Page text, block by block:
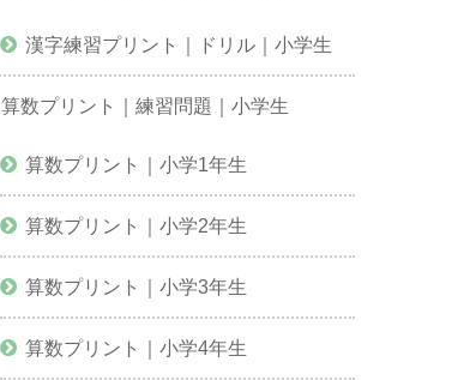
漢字練習プリント｜ドリル｜小学生
算数プリント｜練習問題｜小学生
算数プリント｜小学1年生
算数プリント｜小学2年生
算数プリント｜小学3年生
算数プリント｜小学4年生